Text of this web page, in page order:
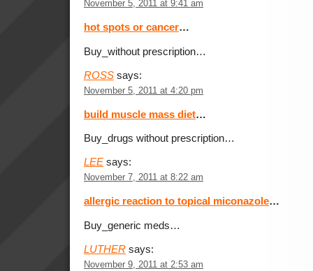
November 5, 2011 at 9:41 am
hot spots or cancer…
Buy_without prescription…
ROSS says:
November 5, 2011 at 4:20 pm
build muscle mass diet…
Buy_drugs without prescription…
LEE says:
November 7, 2011 at 8:22 am
allergic reaction to topical miconazole…
Buy_generic meds…
LUTHER says:
November 9, 2011 at 2:53 am